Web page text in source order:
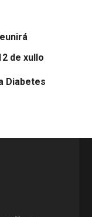
de xullo
Diabetes